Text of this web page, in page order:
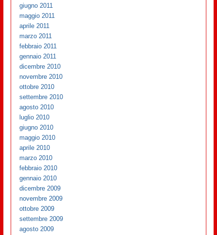
giugno 2011
maggio 2011
aprile 2011
marzo 2011
febbraio 2011
gennaio 2011
dicembre 2010
novembre 2010
ottobre 2010
settembre 2010
agosto 2010
luglio 2010
giugno 2010
maggio 2010
aprile 2010
marzo 2010
febbraio 2010
gennaio 2010
dicembre 2009
novembre 2009
ottobre 2009
settembre 2009
agosto 2009